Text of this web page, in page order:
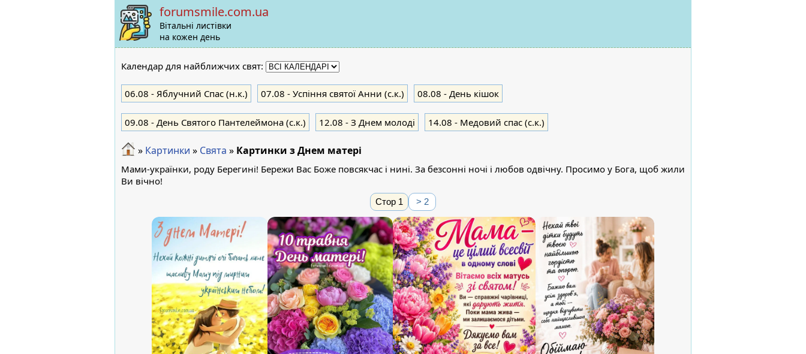
forumsmile.com.ua
Вітальні листівки
на кожен день
Календар для найближчих свят:
06.08 - Яблучний Cпас (н.к.) 07.08 - Успіння святої Анни (с.к.) 08.08 - День кішок
09.08 - День Святого Пантелеймона (с.к.) 12.08 - З Днем молоді 14.08 - Медовий спас (с.к.)
» Картинки » Свята » Картинки з Днем матері
Мами-українки, роду Берегині! Бережи Вас Боже повсякчас і нині. За безсонні ночі і любов одвічну. Просимо у Бога, щоб жили
Ви вічно!
Стор 1 > 2